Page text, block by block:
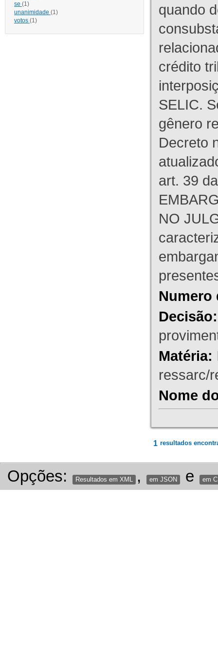
se (1)
unanimidade (1)
votos (1)
quando
crédito
SELIC.
gênero
Decreto
art. 39
NO
Numero
Decisão:
Matéria:
ressarc/
Nome
1 resultados
Opções: Resultados em XML , em JSON e em